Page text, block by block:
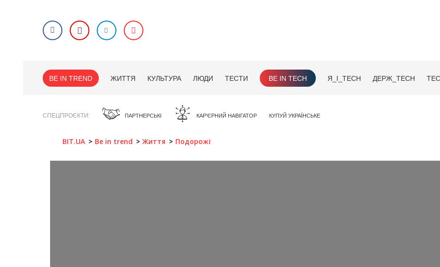
BE IN TREND ЖИТТЯ КУЛЬТУРА ЛЮДИ ТЕСТИ BE IN TECH Я_І_TECH ДЕРЖ_TECH
СПЕЦПРОЄКТИ ПАРТНЕРСЬКІ КАР'ЄРНИЙ НАВІГАТОР КУПУЙ УКРАЇНСЬКЕ
BIT.UA Be in trend Життя Подорожі